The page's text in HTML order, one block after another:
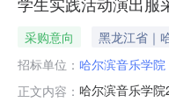
采购意向 黑龙江省｜
招标单位： 哈尔滨音乐学院
正文内容： 哈尔滨音乐学